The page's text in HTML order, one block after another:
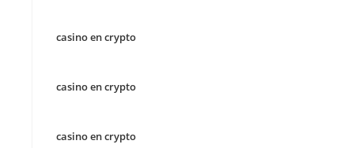
casino en crypto
casino en crypto
casino en crypto